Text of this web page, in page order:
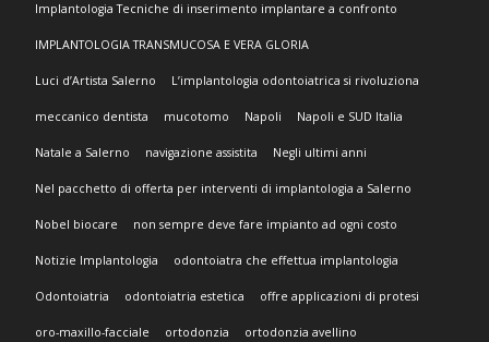
Implantologia Tecniche di inserimento implantare a confronto
IMPLANTOLOGIA TRANSMUCOSA E VERA GLORIA
Luci d’Artista Salerno L’implantologia odontoiatrica si rivoluziona
meccanico dentista mucotomo Napoli Napoli e SUD Italia
Natale a Salerno navigazione assistita Negli ultimi anni
Nel pacchetto di offerta per interventi di implantologia a Salerno
Nobel biocare non sempre deve fare impianto ad ogni costo
Notizie Implantologia odontoiatra che effettua implantologia
Odontoiatria odontoiatria estetica offre applicazioni di protesi
oro-maxillo-facciale ortodonzia ortodonzia avellino